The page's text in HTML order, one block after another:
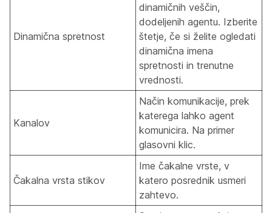
Dinamična spretnost
dinamičnih veščin,
dodeljenih agentu. Izberite
štetje, če si želite ogledati
dinamična imena
spretnosti in trenutne
vrednosti.
Kanalov
Način komunikacije, prek
katerega lahko agent
komunicira. Na primer
glasovni klic.
Čakalna vrsta stikov
Ime čakalne vrste, v
katero posrednik usmeri
zahtevo.